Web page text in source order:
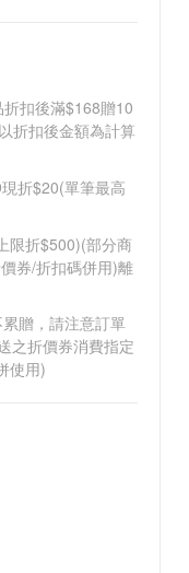
扣後滿$168贈10
折扣後金額為計算
折$20(單筆最高
限折$500)(部分商
券/折扣碼併用)離
贈，請注意訂單
之折價券消費指定
使用)